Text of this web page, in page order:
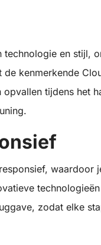
technologie en stijl,
kenmerkende
tijdens het
waardoor
zodat elke